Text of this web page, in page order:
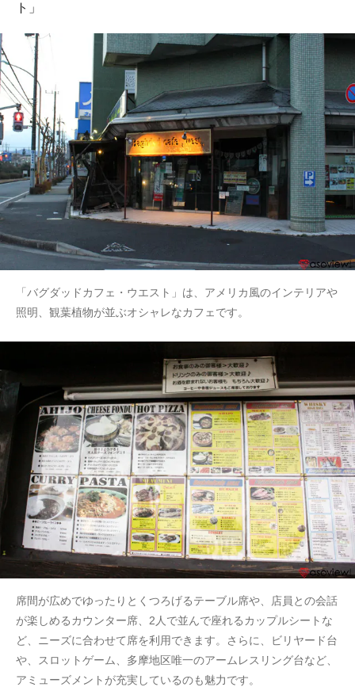
ト」
「バグダッドカフェ・ウエスト」は、アメリカ風のインテリアや
照明、観葉植物が並ぶオシャレなカフェです。
席間が広めでゆったりとくつろげるテーブル席や、店員との会話
が楽しめるカウンター席、2人で並んで座れるカップルシートな
ど、ニーズに合わせて席を利用できます。さらに、ビリヤード台
や、スロットゲーム、多摩地区唯一のアームレスリング台など、
アミューズメントが充実しているのも魅力です。